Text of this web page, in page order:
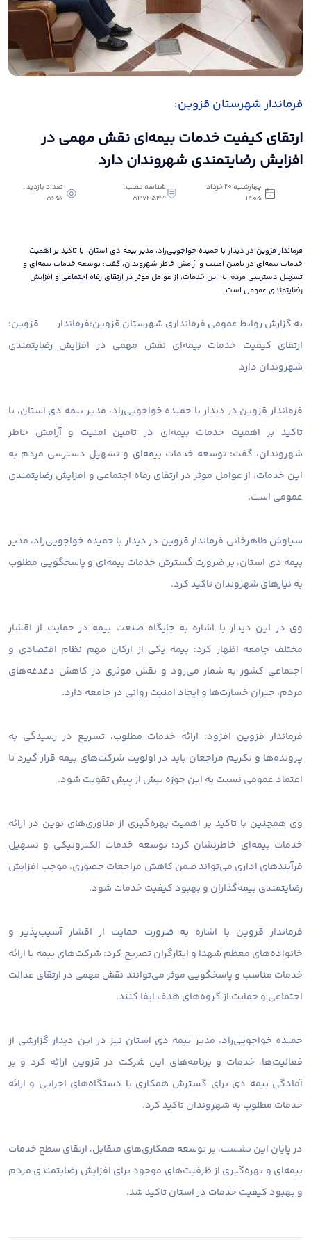
فرماندار شهرستان قزوین:
ارتقای کیفیت خدمات بیمه‌ای نقش مهمی در
افزایش رضایتمندی شهروندان دارد
چهارشنبه 20 خرداد
1405
شناسه مطلب:
5374533
تعداد بازدید :
5656
فرماندار قزوین در دیدار با حمیده خواجویی‌راد، مدیر بیمه دی استان، با تاکید بر اهمیت
خدمات بیمه‌ای در تامین امنیت و آرامش خاطر شهروندان، گفت: توسعه خدمات بیمه‌ای و
تسهیل دسترسی مردم به این خدمات، از عوامل موثر در ارتقای رفاه اجتماعی و افزایش
رضایتمندی عمومی است.
به گزارش روابط عمومی فرمانداری شهرستان قزوین:فرماندار قزوین:
ارتقای کیفیت خدمات بیمه‌ای نقش مهمی در افزایش رضایتمندی
شهروندان دارد
فرماندار قزوین در دیدار با حمیده خواجویی‌راد، مدیر بیمه دی استان، با
تاکید بر اهمیت خدمات بیمه‌ای در تامین امنیت و آرامش خاطر
شهروندان، گفت: توسعه خدمات بیمه‌ای و تسهیل دسترسی مردم به
این خدمات، از عوامل موثر در ارتقای رفاه اجتماعی و افزایش رضایتمندی
عمومی است.
سیاوش طاهرخانی فرماندار قزوین در دیدار با حمیده خواجویی‌راد، مدیر
بیمه دی استان، بر ضرورت گسترش خدمات بیمه‌ای و پاسخگویی مطلوب
به نیازهای شهروندان تاکید کرد.
وی در این دیدار با اشاره به جایگاه صنعت بیمه در حمایت از اقشار
مختلف جامعه اظهار کرد: بیمه یکی از ارکان مهم نظام اقتصادی و
اجتماعی کشور به شمار می‌رود و نقش موثری در کاهش دغدغه‌های
مردم، جبران خسارت‌ها و ایجاد امنیت روانی در جامعه دارد.
فرماندار قزوین افزود: ارائه خدمات مطلوب، تسریع در رسیدگی به
پرونده‌ها و تکریم مراجعان باید در اولویت شرکت‌های بیمه قرار گیرد تا
اعتماد عمومی نسبت به این حوزه بیش از پیش تقویت شود.
وی همچنین با تاکید بر اهمیت بهره‌گیری از فناوری‌های نوین در ارائه
خدمات بیمه‌ای خاطرنشان کرد: توسعه خدمات الکترونیکی و تسهیل
فرآیندهای اداری می‌تواند ضمن کاهش مراجعات حضوری، موجب افزایش
رضایتمندی بیمه‌گذاران و بهبود کیفیت خدمات شود.
فرماندار قزوین با اشاره به ضرورت حمایت از اقشار آسیب‌پذیر و
خانواده‌های معظم شهدا و ایثارگران تصریح کرد: شرکت‌های بیمه با ارائه
خدمات مناسب و پاسخگویی موثر می‌توانند نقش مهمی در ارتقای عدالت
اجتماعی و حمایت از گروه‌های هدف ایفا کنند.
حمیده خواجویی‌راد، مدیر بیمه دی استان نیز در این دیدار گزارشی از
فعالیت‌ها، خدمات و برنامه‌های این شرکت در قزوین ارائه کرد و بر
آمادگی بیمه دی برای گسترش همکاری با دستگاه‌های اجرایی و ارائه
خدمات مطلوب به شهروندان تاکید کرد.
در پایان این نشست، بر توسعه همکاری‌های متقابل، ارتقای سطح خدمات
بیمه‌ای و بهره‌گیری از ظرفیت‌های موجود برای افزایش رضایتمندی مردم
و بهبود کیفیت خدمات در استان تاکید شد.